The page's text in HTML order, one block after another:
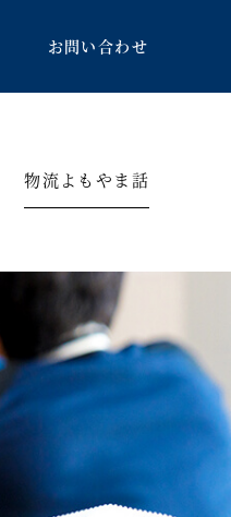
お問い合わせ
物流よもやま話